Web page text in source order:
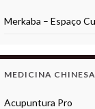
Merkaba – Espaço
MEDICINA CHINESA
Acupuntura Pro